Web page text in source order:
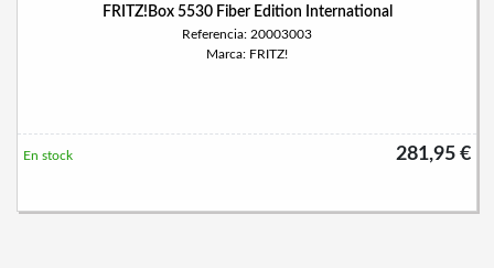
FRITZ!Box 5530 Fiber Edition International
Referencia: 20003003
Marca: FRITZ!
281,95 €
En stock